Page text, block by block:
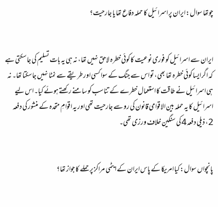
چوتھا سوال: ایران پر اسرائیل کا حملہ دفاع تھا یا جارحیت؟
ایران سے اسرائیل کو فوری نوعیت کا کوئی خطرہ لاحق نہیں تھا، نہ ہی یہ بات تسلیم کی جاسکتی ہے
کہ اگر ایسا کوئی خطرہ تھا بھی، تو اس سے جنگ کے سوا کسی اور طریقے سے نمٹا نہیں جاسکتا تھا۔ نہ
ہی اسرائیل نے طاقت کا استعمال خطرے کے تناسب کو سامنے رکھتے ہوئے کیا۔ اس لیے
اسرائیل کا یہ حملہ بین الاقوامی قانون کی رو سے جارحیت تھی اور یہ اقوامِ متحدہ کے منشور کی دفعہ
2، ذیلی دفعہ 4 کی سنگین خلاف ورزی تھی۔
پانچواں سوال: کیا امریکا کے پاس ایران کے ایٹمی مراکز پر حملے کا جواز تھا؟